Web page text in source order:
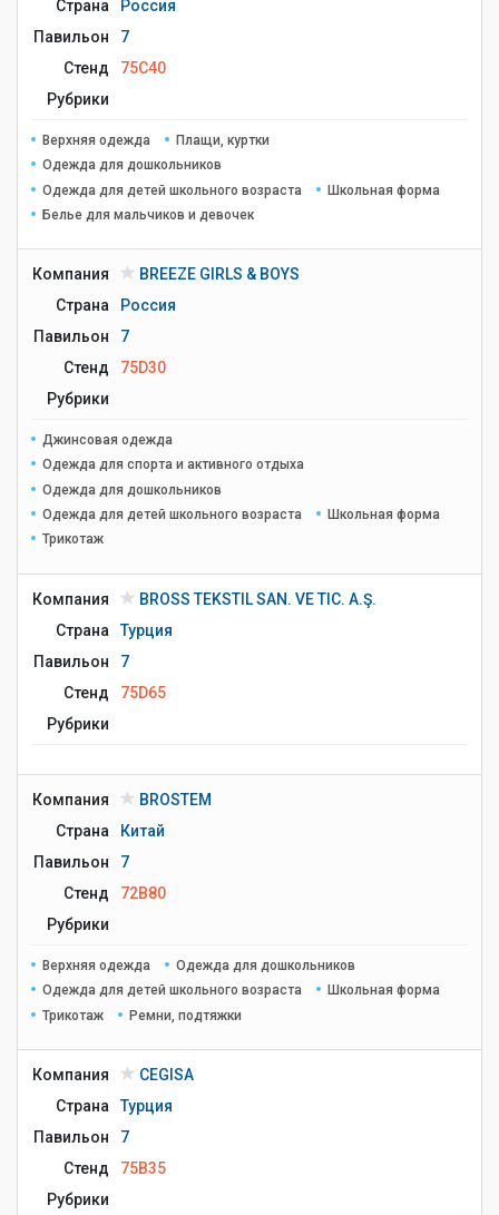
Страна
Россия
Павильон
7
Стенд
75C40
Рубрики
Верхняя одежда
Плащи, куртки
Одежда для дошкольников
Одежда для детей школьного возраста
Школьная форма
Белье для мальчиков и девочек
Компания
BREEZE GIRLS & BOYS
Страна
Россия
Павильон
7
Стенд
75D30
Рубрики
Джинсовая одежда
Одежда для спорта и активного отдыха
Одежда для дошкольников
Одежда для детей школьного возраста
Школьная форма
Трикотаж
Компания
BROSS TEKSTIL SAN. VE TIC. A.Ş.
Страна
Турция
Павильон
7
Стенд
75D65
Рубрики
Компания
BROSTEM
Страна
Китай
Павильон
7
Стенд
72B80
Рубрики
Верхняя одежда
Одежда для дошкольников
Одежда для детей школьного возраста
Школьная форма
Трикотаж
Ремни, подтяжки
Компания
CEGISA
Страна
Турция
Павильон
7
Стенд
75B35
Рубрики